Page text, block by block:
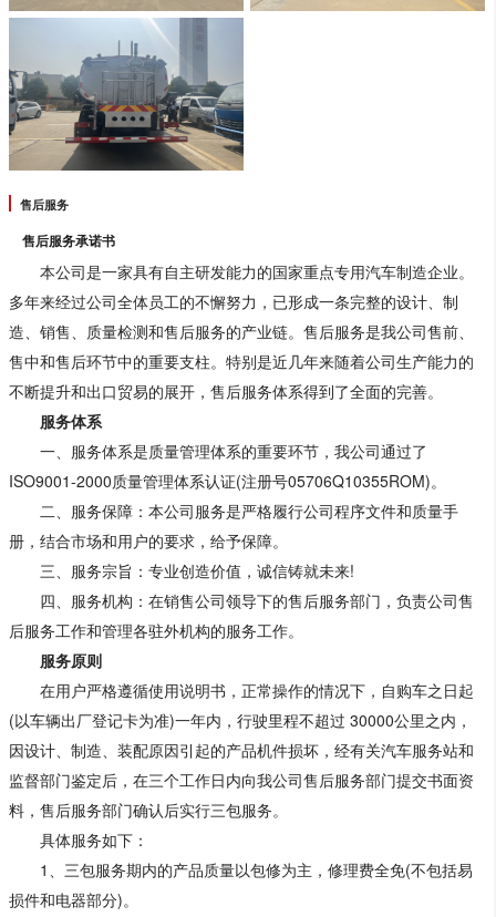
售后服务
售后服务承诺书
本公司是一家具有自主研发能力的国家重点专用汽车制造企业。
多年来经过公司全体员工的不懈努力，已形成一条完整的设计、制
造、销售、质量检测和售后服务的产业链。售后服务是我公司售前、
售中和售后环节中的重要支柱。特别是近几年来随着公司生产能力的
不断提升和出口贸易的展开，售后服务体系得到了全面的完善。
服务体系
一、服务体系是质量管理体系的重要环节，我公司通过了
ISO9001-2000质量管理体系认证(注册号05706Q10355ROM)。
二、服务保障：本公司服务是严格履行公司程序文件和质量手
册，结合市场和用户的要求，给予保障。
三、服务宗旨：专业创造价值，诚信铸就未来!
四、服务机构：在销售公司领导下的售后服务部门，负责公司售
后服务工作和管理各驻外机构的服务工作。
服务原则
在用户严格遵循使用说明书，正常操作的情况下，自购车之日起
(以车辆出厂登记卡为准)一年内，行驶里程不超过 30000公里之内，
因设计、制造、装配原因引起的产品机件损坏，经有关汽车服务站和
监督部门鉴定后，在三个工作日内向我公司售后服务部门提交书面资
料，售后服务部门确认后实行三包服务。
具体服务如下：
1、三包服务期内的产品质量以包修为主，修理费全免(不包括易
损件和电器部分)。